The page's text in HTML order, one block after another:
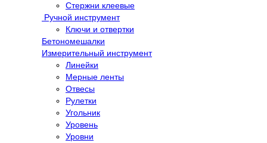
Стержни клеевые
Ручной инструмент
Ключи и отвертки
Бетономешалки
Измерительный инструмент
Линейки
Мерные ленты
Отвесы
Рулетки
Угольник
Уровень
Уровни